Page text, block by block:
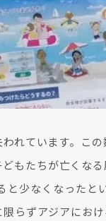
れています。こ
もたちが亡くな
少なくなった
らずアジアにお